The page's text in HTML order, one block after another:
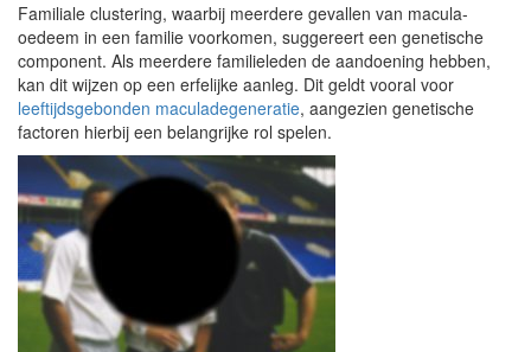
Familiale clustering, waarbij meerdere gevallen van macula-
oedeem in een familie voorkomen, suggereert een genetische
component. Als meerdere familieleden de aandoening hebben,
kan dit wijzen op een erfelijke aanleg. Dit geldt vooral voor
leeftijdsgebonden maculadegeneratie, aangezien genetische
factoren hierbij een belangrijke rol spelen.